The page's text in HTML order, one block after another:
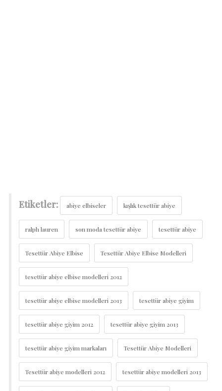
Etiketler: abiye elbiseler kışlık tesettür abiye
ralph lauren son moda tesettür abiye tesettür abiye
Tesettür Abiye Elbise Tesettür Abiye Elbise Modelleri
tesettür abiye elbise modelleri 2012
tesettür abiye elbise modelleri 2013 tesettür abiye giyim
tesettür abiye giyim 2012 tesettür abiye giyim 2013
tesettür abiye giyim markaları Tesettür Abiye Modelleri
Tesettür abiye modelleri 2012 tesettür abiye modelleri 2013